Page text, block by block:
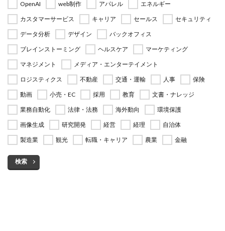
OpenAI web制作 アパレル
エネルギー
カスタマーサービス
キャリア セールス
セキュリティ
データ分析
デザイン
バックオフィス
ブレインストーミング
ヘルスケア
マーケティング
マネジメント
メディア・エンターテイメント
ロジスティクス
不動産 交通・運輸 人事
保険
動画
小売・EC 採用 教育
文書・ナレッジ
業務自動化
法律・法務 海外動向
環境保護
画像生成
研究開発 経営 経理
自治体
製造業
観光 転職・キャリア 農業 金融
検索